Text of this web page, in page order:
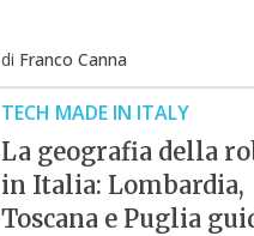
di Franco Canna
TECH MADE IN ITALY
La geografia della
in Italia: Lombardia,
Toscana e Puglia